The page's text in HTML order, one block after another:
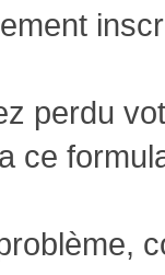
perdu
ce